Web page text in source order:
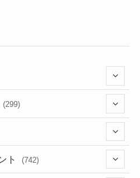
(299)
ト (742)